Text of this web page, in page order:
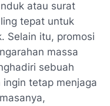
atau surat
tepat untuk
Selain itu, promosi
massa
sebuah
tetap menjaga